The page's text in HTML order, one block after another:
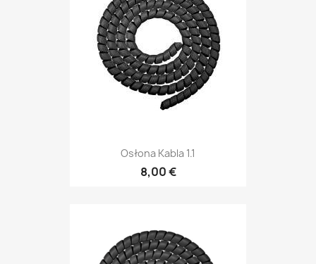
Osłona Kabla 1.1
8,00 €